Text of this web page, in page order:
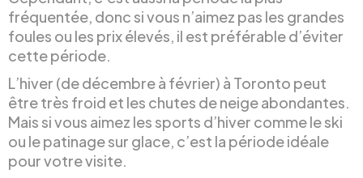
fréquentée, donc si vous n’aimez pas les grandes
foules ou les prix élevés, il est préférable d’éviter
cette période.
L’hiver (de décembre à février) à Toronto peut
être très froid et les chutes de neige abondantes.
Mais si vous aimez les sports d’hiver comme le ski
ou le patinage sur glace, c’est la période idéale
pour votre visite.